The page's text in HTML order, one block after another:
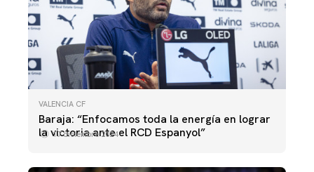
VALENCIA CF
Baraja: “Enfocamos toda la energía en lograr
la victoria ante el RCD Espanyol”
17 diciembre 2024